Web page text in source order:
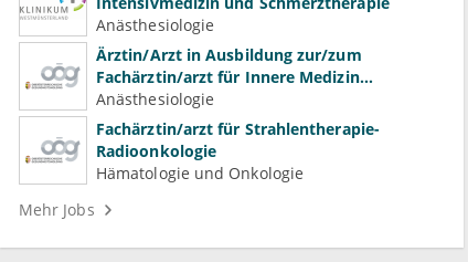
Anästhesiologie
Ärztin/Arzt in Ausbildung zur/zum
Fachärztin/arzt für Innere Medizin
(Kardiologie, Nephrologie, Intensivmedizin)
Anästhesiologie
Fachärztin/arzt für Strahlentherapie-
Radioonkologie
Hämatologie und Onkologie
Mehr Jobs